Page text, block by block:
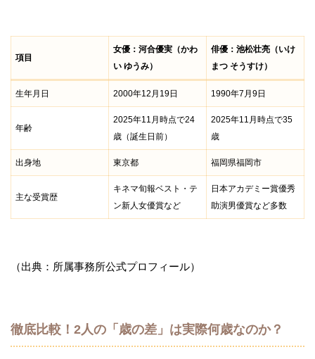
項目
女優：河合優実（かわ
い ゆうみ）
俳優：池松壮亮（いけ
まつ そうすけ）
生年月日 2000年12月19日 1990年7月9日
年齢
2025年11月時点で24
歳（誕生日前）
2025年11月時点で35
歳
出身地 東京都 福岡県福岡市
主な受賞歴
キネマ旬報ベスト・テ
ン新人女優賞など
日本アカデミー賞優秀
助演男優賞など多数
（出典：所属事務所公式プロフィール）
徹底比較！2人の「歳の差」は実際何歳なのか？